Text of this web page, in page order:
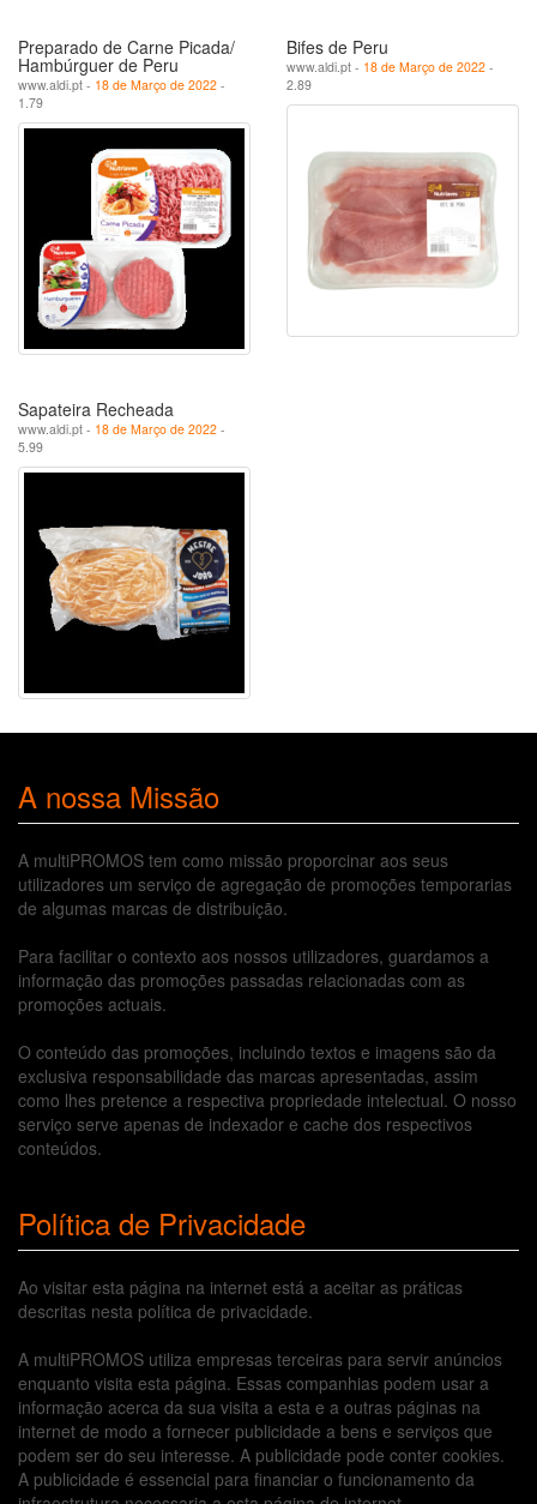
Preparado de Carne Picada/
Hambúrguer de Peru
www.aldi.pt - 18 de Março de 2022 -
1.79
Bifes de Peru
www.aldi.pt - 18 de Março de 2022 -
2.89
Sapateira Recheada
www.aldi.pt - 18 de Março de 2022 -
5.99
A nossa Missão
A multiPROMOS tem como missão proporcinar aos seus
utilizadores um serviço de agregação de promoções temporarias
de algumas marcas de distribuição.
Para facilitar o contexto aos nossos utilizadores, guardamos a
informação das promoções passadas relacionadas com as
promoções actuais.
O conteúdo das promoções, incluindo textos e imagens são da
exclusiva responsabilidade das marcas apresentadas, assim
como lhes pretence a respectiva propriedade intelectual. O nosso
serviço serve apenas de indexador e cache dos respectivos
conteúdos.
Política de Privacidade
Ao visitar esta página na internet está a aceitar as práticas
descritas nesta política de privacidade.
A multiPROMOS utiliza empresas terceiras para servir anúncios
enquanto visita esta página. Essas companhias podem usar a
informação acerca da sua visita a esta e a outras páginas na
internet de modo a fornecer publicidade a bens e serviços que
podem ser do seu interesse. A publicidade pode conter cookies.
A publicidade é essencial para financiar o funcionamento da